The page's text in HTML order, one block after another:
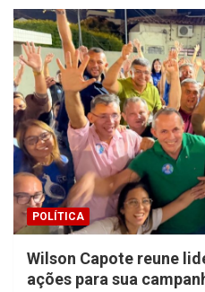
POLÍTICA
Wilson Capote reune
ações para sua